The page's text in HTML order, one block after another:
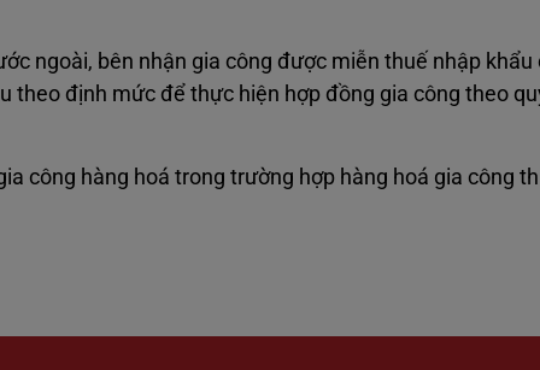
ngoài, bên nhận gia công được miễn thuế nhập khẩu
theo định mức để thực hiện hợp đồng gia công theo
công hàng hoá trong trường hợp hàng hoá gia công